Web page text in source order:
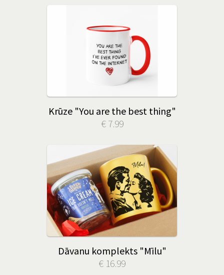
Krūze "You are the best thing"
€ 7.99
Dāvanu komplekts "Mīlu"
€ 16.99